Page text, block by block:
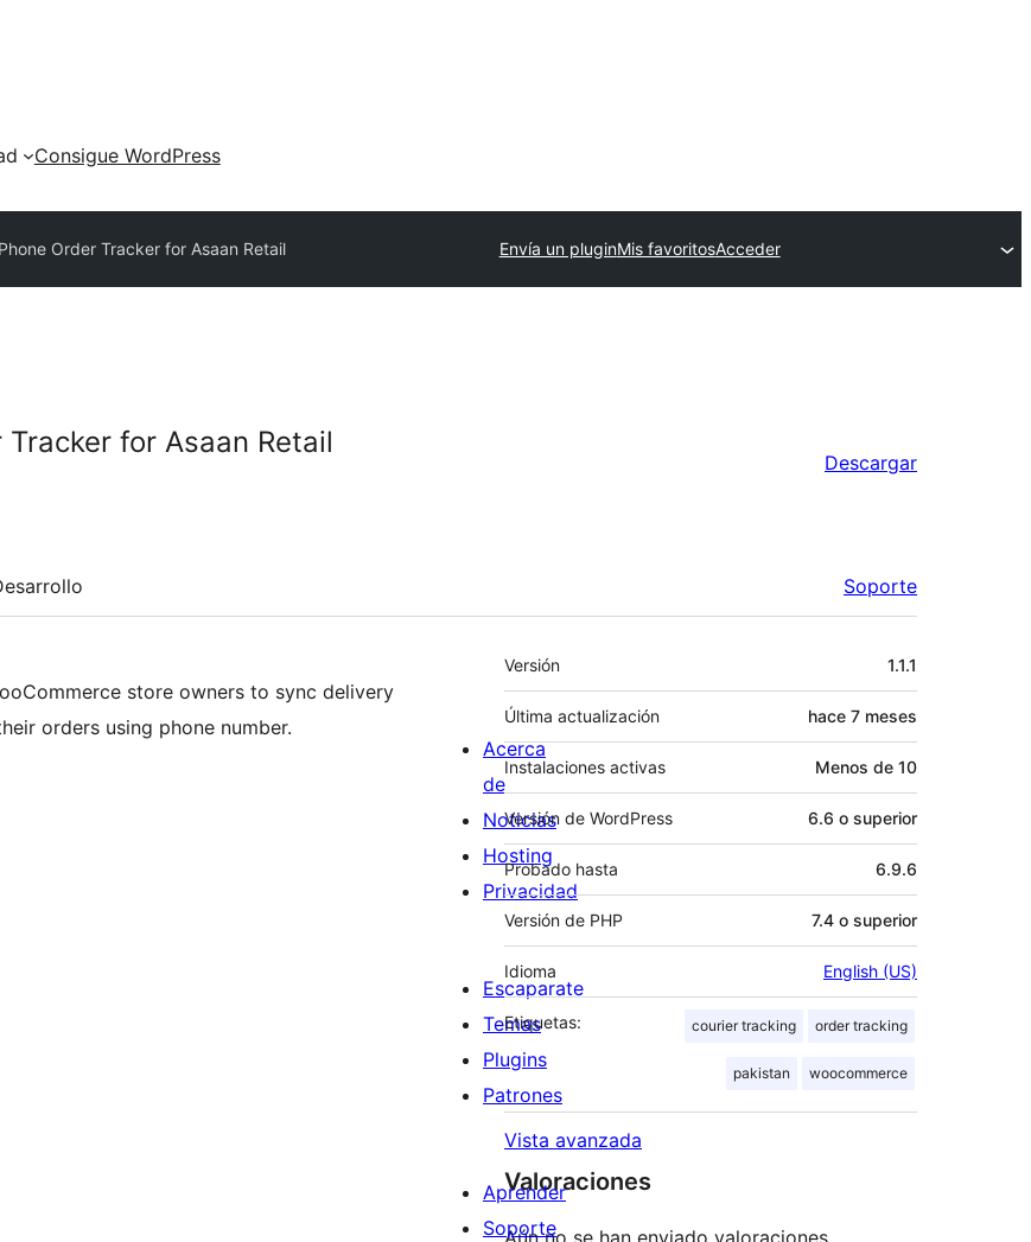
Consigue WordPress
Order Tracker for Asaan Retail Envía un pluginMis favoritosAcceder
for Asaan Retail
Descargar
Soporte
store owners to sync delivery
orders using phone number.
Meta
Versión 1.1.1
Última actualización hace 7 meses
Instalaciones activas Menos de 10
Versión de WordPress 6.6 o superior
Probado hasta 6.9.6
Versión de PHP 7.4 o superior
Idioma English (US)
Etiquetas: courier tracking order tracking
pakistan woocommerce
Vista avanzada
Valoraciones
Acerca
de
Noticias
Hosting
Privacidad
Escaparate
Temas
Plugins
Patrones
Aprender
Soporte